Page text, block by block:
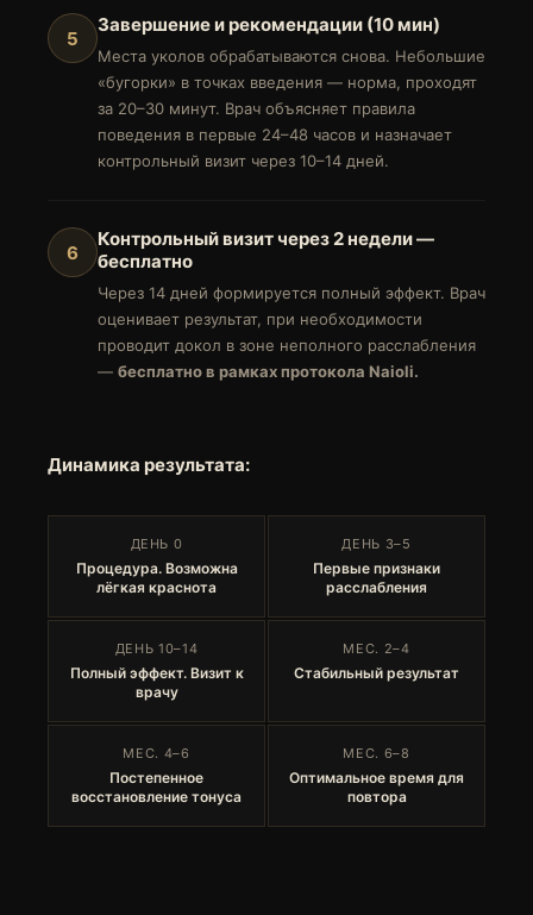
5
Завершение и рекомендации (10 мин)
Места уколов обрабатываются снова. Небольшие
«бугорки» в точках введения — норма, проходят
за 20–30 минут. Врач объясняет правила
поведения в первые 24–48 часов и назначает
контрольный визит через 10–14 дней.
6
Контрольный визит через 2 недели —
бесплатно
Через 14 дней формируется полный эффект. Врач
оценивает результат, при необходимости
проводит докол в зоне неполного расслабления
— бесплатно в рамках протокола Naioli.
Динамика результата:
ДЕНЬ 0
Процедура. Возможна
лёгкая краснота
ДЕНЬ 3–5
Первые признаки
расслабления
ДЕНЬ 10–14
Полный эффект. Визит к
врачу
МЕС. 2–4
Стабильный результат
МЕС. 4–6
Постепенное
восстановление тонуса
МЕС. 6–8
Оптимальное время для
повтора